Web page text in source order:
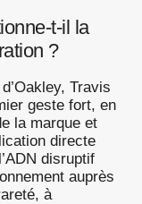
t-il la
?
Travis
geste fort, en
la marque et
directe
disruptif
auprès
à